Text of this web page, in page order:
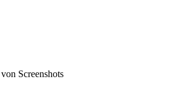
Screenshots